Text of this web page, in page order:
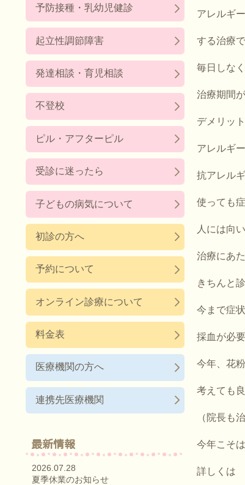
アレルギ
する治療で
毎日しな
治療期間
デメリッ
アレルギ
抗アレル
使っても
人には向
治療にあ
きちんと
今まで症
採血が必
今年、花
考えても
（院長も
今年こそは
詳しくは
予防接種・乳幼児健診
起立性調節障害
発達相談・育児相談
不登校
ピル・アフターピル
受診に迷ったら
子どもの病気について
初診の方へ
予約について
オンライン診療について
料金表
医療機関の方へ
連携先医療機関
最新情報
2026.07.28
夏季休業のお知らせ